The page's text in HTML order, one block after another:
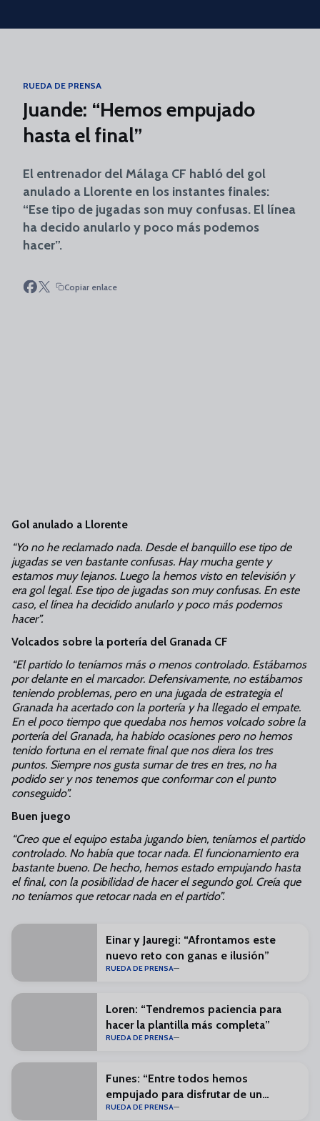
Skip to main content
RUEDA DE PRENSA
Juande: “Hemos empujado
hasta el final”
El entrenador del Málaga CF habló del gol
anulado a Llorente en los instantes finales:
“Ese tipo de jugadas son muy confusas. El línea
ha decido anularlo y poco más podemos
hacer”.
Copiar enlace
Gol anulado a Llorente
“Yo no he reclamado nada. Desde el banquillo ese tipo de
jugadas se ven bastante confusas. Hay mucha gente y
estamos muy lejanos. Luego la hemos visto en televisión y
era gol legal. Ese tipo de jugadas son muy confusas. En este
caso, el línea ha decidido anularlo y poco más podemos
hacer”.
Volcados sobre la portería del Granada CF
“El partido lo teníamos más o menos controlado. Estábamos
por delante en el marcador. Defensivamente, no estábamos
teniendo problemas, pero en una jugada de estrategia el
Granada ha acertado con la portería y ha llegado el empate.
En el poco tiempo que quedaba nos hemos volcado sobre la
portería del Granada, ha habido ocasiones pero no hemos
tenido fortuna en el remate final que nos diera los tres
puntos. Siempre nos gusta sumar de tres en tres, no ha
podido ser y nos tenemos que conformar con el punto
conseguido”.
Buen juego
“Creo que el equipo estaba jugando bien, teníamos el partido
controlado. No había que tocar nada. El funcionamiento era
bastante bueno. De hecho, hemos estado empujando hasta
el final, con la posibilidad de hacer el segundo gol. Creía que
no teníamos que retocar nada en el partido”.
Einar y Jauregi: “Afrontamos este
nuevo reto con ganas e ilusión”
RUEDA DE PRENSA
Loren: “Tendremos paciencia para
hacer la plantilla más completa”
RUEDA DE PRENSA
Funes: “Entre todos hemos
empujado para disfrutar de un
Málaga en Primera”
RUEDA DE PRENSA